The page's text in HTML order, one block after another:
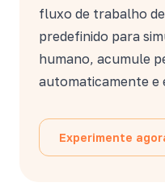
fluxo de trabalho
predefinido para
humano, acumule
automaticamente e
Experimente